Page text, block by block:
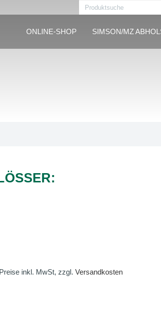
ONLINE-SHOP SIMSON/MZ
inkl. MwSt, zzgl. Versandkosten